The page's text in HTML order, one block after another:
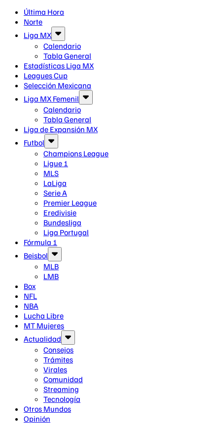
Última Hora
Norte
Liga MX
Calendario
Tabla General
Estadísticas Liga MX
Leagues Cup
Selección Mexicana
Liga MX Femenil
Calendario
Tabla General
Liga de Expansión MX
Futbol
Champions League
Ligue 1
MLS
LaLiga
Serie A
Premier League
Eredivisie
Bundesliga
Liga Portugal
Fórmula 1
Beisbol
MLB
LMB
Box
NFL
NBA
Lucha Libre
MT Mujeres
Actualidad
Consejos
Trámites
Virales
Comunidad
Streaming
Tecnología
Otros Mundos
Opinión